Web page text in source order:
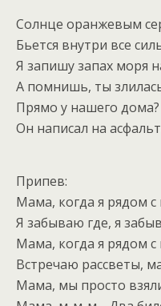
Солнце оранжевым
Бьется внутри все
Я запишу запах моря
А помнишь, ты
Прямо у нашего дома?
Он написал на
Припев:
Мама, когда я рядом с
Я забываю где, я
Мама, когда я рядом с
Встречаю рассветы,
Мама, мы просто